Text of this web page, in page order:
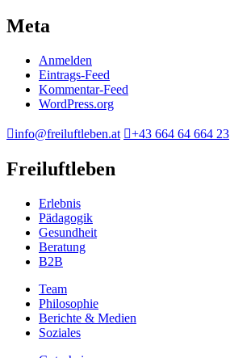
Meta
Anmelden
Eintrags-Feed
Kommentar-Feed
WordPress.org
info@freiluftleben.at +43 664 64 664 23
Freiluftleben
Erlebnis
Pädagogik
Gesundheit
Beratung
B2B
Team
Philosophie
Berichte & Medien
Soziales